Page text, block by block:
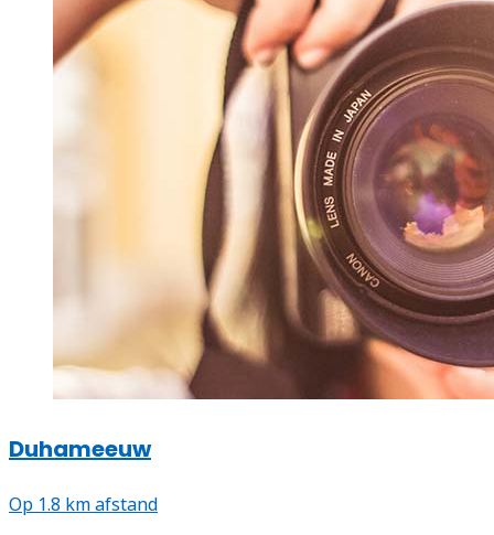
Duhameeuw
Op 1.8 km afstand